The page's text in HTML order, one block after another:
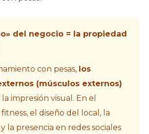
del negocio = la propiedad
con pesas, los
(músculos externos)
impresión visual. En el
el diseño del local, la
la presencia en redes sociales